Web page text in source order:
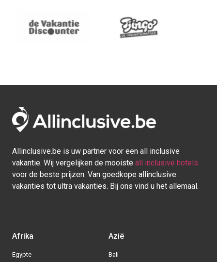
Allinclusive.be is uw partner voor een all inclusive
vakantie. Wij vergelijken de mooiste all inclusive hotels
voor de beste prijzen. Van goedkope allinclusive
vakanties tot ultra vakanties. Bij ons vind u het allemaal.
Afrika
Egypte
Azië
Bali